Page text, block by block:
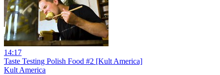
14:17
Taste Testing Polish Food #2 [Kult America]
Kult America